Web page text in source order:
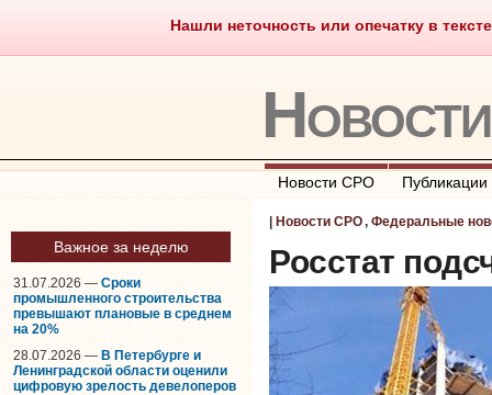
Нашли неточность или опечатку в
Саморегулирование Что
Новости СРО Публикации
Важное за неделю
31.07.2026 — Сроки
промышленного строительства
превышают плановые в среднем
на 20%
28.07.2026 — В Петербурге и
Ленинградской области оценили
цифровую зрелость девелоперов
Новости СРО, Федеральные
Росстат